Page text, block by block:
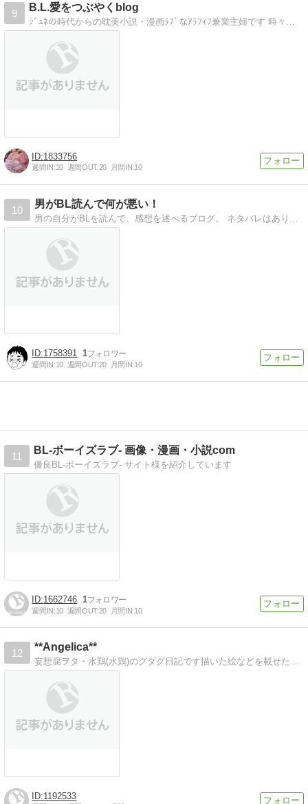
9
B.L.愛をつぶやくblog
1833756
週間IN:10 週間OUT:20 月間IN:10
10
男がBL読んで何が悪い！
1758391 1
週間IN:10 週間OUT:20 月間IN:10
11
BL-ボーイズラブ- 画像・漫画・小説com
優良BL-ボーイズラブ- サイト様を紹介しています
1662746 1
週間IN:10 週間OUT:20 月間IN:10
12
**Angelica**
1192533